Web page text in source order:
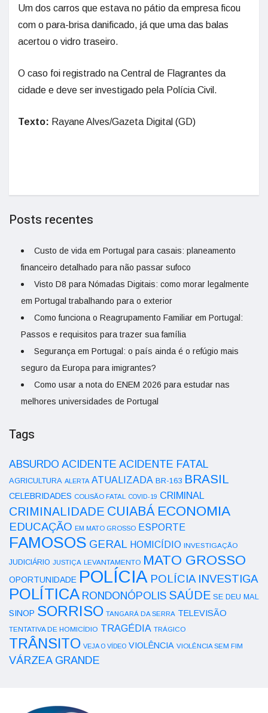
Um dos carros que estava no pátio da empresa ficou
com o para-brisa danificado, já que uma das balas
acertou o vidro traseiro.
O caso foi registrado na Central de Flagrantes da
cidade e deve ser investigado pela Polícia Civil.
Texto: Rayane Alves/Gazeta Digital (GD)
Posts recentes
Custo de vida em Portugal para casais: planeamento
financeiro detalhado para não passar sufoco
Visto D8 para Nómadas Digitais: como morar legalmente
em Portugal trabalhando para o exterior
Como funciona o Reagrupamento Familiar em Portugal:
Passos e requisitos para trazer sua família
Segurança em Portugal: o país ainda é o refúgio mais
seguro da Europa para imigrantes?
Como usar a nota do ENEM 2026 para estudar nas
melhores universidades de Portugal
Tags
ABSURDO ACIDENTE ACIDENTE FATAL
AGRICULTURA ALERTA ATUALIZADA BR-163 BRASIL
CELEBRIDADES COLISÃO FATAL COVID-19 CRIMINAL
CRIMINALIDADE CUIABÁ ECONOMIA
EDUCAÇÃO EM MATO GROSSO ESPORTE
FAMOSOS GERAL HOMICÍDIO INVESTIGAÇÃO
JUDICIÁRIO JUSTIÇA LEVANTAMENTO MATO GROSSO
OPORTUNIDADE POLÍCIA POLÍCIA INVESTIGA
POLÍTICA RONDONÓPOLIS SAÚDE SE DEU MAL
SINOP SORRISO TANGARÁ DA SERRA TELEVISÃO
TENTATIVA DE HOMICÍDIO TRAGÉDIA TRÁGICO
TRÂNSITO VEJA O VÍDEO VIOLÊNCIA VIOLÊNCIA SEM FIM
VÁRZEA GRANDE